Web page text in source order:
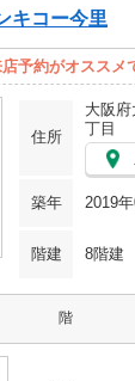
キコー今里
予約がオススメ
住所
大阪
丁目
築年 2019年
階建 8階建
階